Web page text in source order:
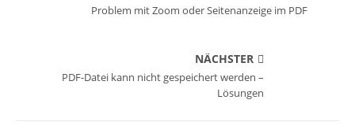
Problem mit Zoom oder Seitenanzeige im PDF
NÄCHSTER
PDF-Datei kann nicht gespeichert werden –
Lösungen